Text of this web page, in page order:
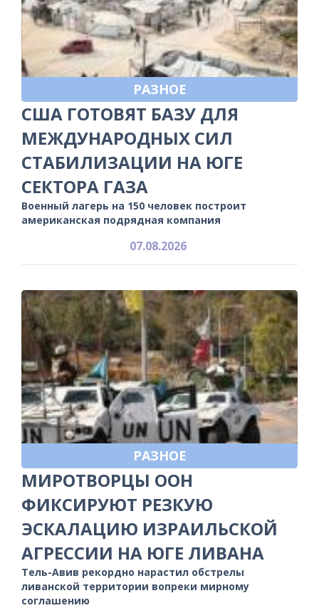
РАЗНОЕ
США ГОТОВЯТ БАЗУ ДЛЯ
МЕЖДУНАРОДНЫХ СИЛ
СТАБИЛИЗАЦИИ НА ЮГЕ
СЕКТОРА ГАЗА
Военный лагерь на 150 человек построит
американская подрядная компания
07.08.2026
РАЗНОЕ
МИРОТВОРЦЫ ООН
ФИКСИРУЮТ РЕЗКУЮ
ЭСКАЛАЦИЮ ИЗРАИЛЬСКОЙ
АГРЕССИИ НА ЮГЕ ЛИВАНА
Тель-Авив рекордно нарастил обстрелы
ливанской территории вопреки мирному
соглашению